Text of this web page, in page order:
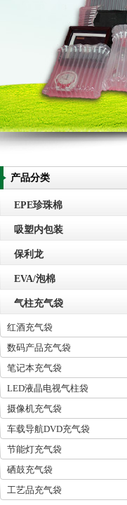
产品分类
EPE珍珠棉
吸塑内包装
保利龙
EVA/泡棉
气柱充气袋
红酒充气袋
数码产品充气袋
笔记本充气袋
LED液晶电视气柱袋
摄像机充气袋
车载导航DVD充气袋
节能灯充气袋
硒鼓充气袋
工艺品充气袋